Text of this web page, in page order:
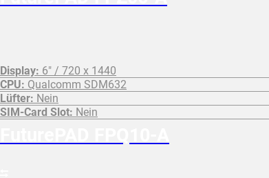
Display: 6" / 720 x 1440
CPU: Qualcomm SDM632
Lüfter: Nein
SIM-Card Slot: Nein